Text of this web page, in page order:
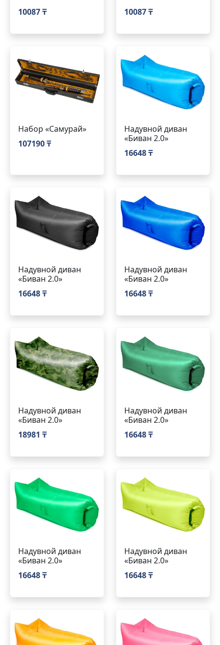
10087 ₸
10087 ₸
Набор «Самурай»
107190 ₸
Надувной диван
«Биван 2.0»
16648 ₸
Надувной диван
«Биван 2.0»
16648 ₸
Надувной диван
«Биван 2.0»
16648 ₸
Надувной диван
«Биван 2.0»
18981 ₸
Надувной диван
«Биван 2.0»
16648 ₸
Надувной диван
«Биван 2.0»
16648 ₸
Надувной диван
«Биван 2.0»
16648 ₸